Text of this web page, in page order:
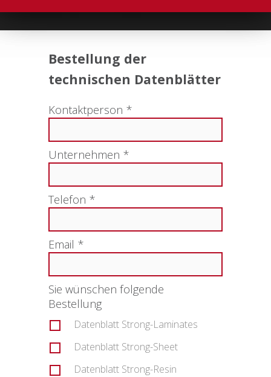
Bestellung der
technischen Datenblätter
Kontaktperson *
Unternehmen *
Telefon *
Email *
Sie wünschen folgende
Bestellung
Datenblatt Strong-Laminates
Datenblatt Strong-Sheet
Datenblatt Strong-Resin